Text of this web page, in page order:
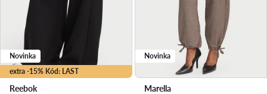
extra -15% Kód: LAST
Novinka
Reebok
Novinka
Marella